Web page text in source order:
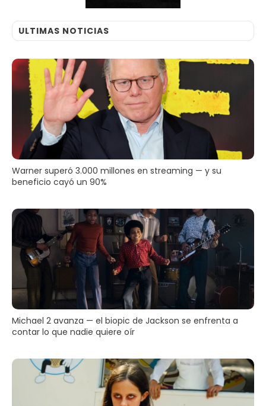
ULTIMAS NOTICIAS
Warner superó 3.000 millones en streaming — y su
beneficio cayó un 90%
Michael 2 avanza — el biopic de Jackson se enfrenta a
contar lo que nadie quiere oír